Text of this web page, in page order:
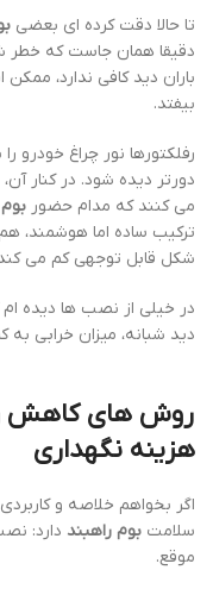
تا حالا دقت کرده ای بعضی
دقیقا همان جاست که خطر
باران دید کافی ندارد،
بیفتد.
رفلکتورها نور چراغ خودرو
می کنند که مدام حضور
ترکیب ساده اما هوشمند، هم
شکل قابل توجهی کم می
در خیلی از نصب ها دیده
دید شبانه، میزان خرابی
روش های کاهش
هزینه نگهداری
اگر بخواهم خلاصه و
سلامت بوم راهبند دارد:
موقع.